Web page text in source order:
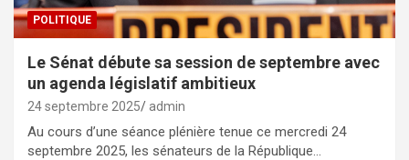
POLITIQUE
Le Sénat débute sa session de septembre avec
un agenda législatif ambitieux
24 septembre 2025 admin
Au cours d’une séance plénière tenue ce mercredi 24
septembre 2025, les sénateurs de la République…